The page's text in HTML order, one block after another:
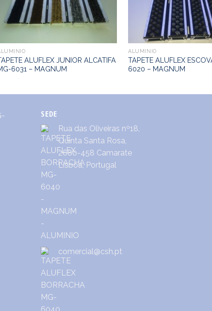
ALUFLEX JUNIOR ALCATIFA
6031 – MAGNUM
ALUMINIO
TAPETE ALUFLEX
6020 – MAGNUM
SEDE
Rua das Oliveiras nº18,
Quinta Santa Rosa,
2680-458 Camarate
Lisboa, Portugal
comercial@csh.pt